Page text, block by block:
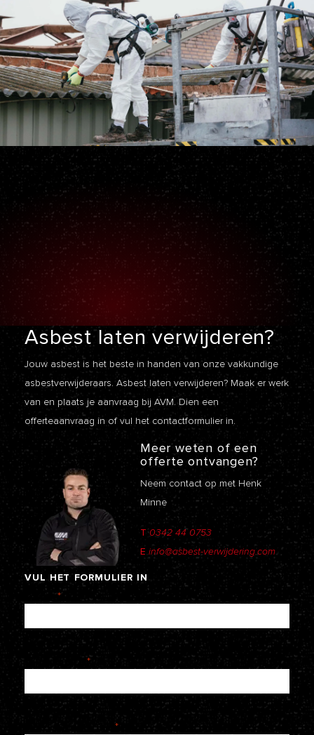
Asbest latenverwijderen?
Jouw asbest is het beste in handen van onze vakkundige
asbestverwijderaars. Asbest laten verwijderen? Maak er werk
van en plaats je aanvraag bij AVM. Dien een
offerteaanvraag in of vul het contactformulier in.
Meer weten of een
offerte ontvangen?
Neem contact op met Henk
Minne
T 0342 44 0753
E info@asbest-verwijdering.com
VUL HET FORMULIER IN
*
E-mailadres *
Telefoonnummer *